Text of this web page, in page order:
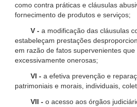
como contra práticas e cláusulas
fornecimento de produtos e serviços;
V - a modificação das cláusulas
estabeleçam prestações
em razão de fatos supervenientes que
excessivamente onerosas;
VI - a efetiva prevenção e
patrimoniais e morais, individuais,
VII - o acesso aos órgãos